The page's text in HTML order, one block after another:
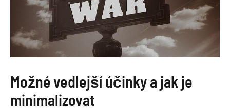
Možné vedlejší účinky a jak je
minimalizovat